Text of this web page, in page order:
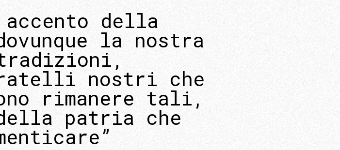
accento della
la nostra
fratelli nostri che
rimanere tali,
patria che